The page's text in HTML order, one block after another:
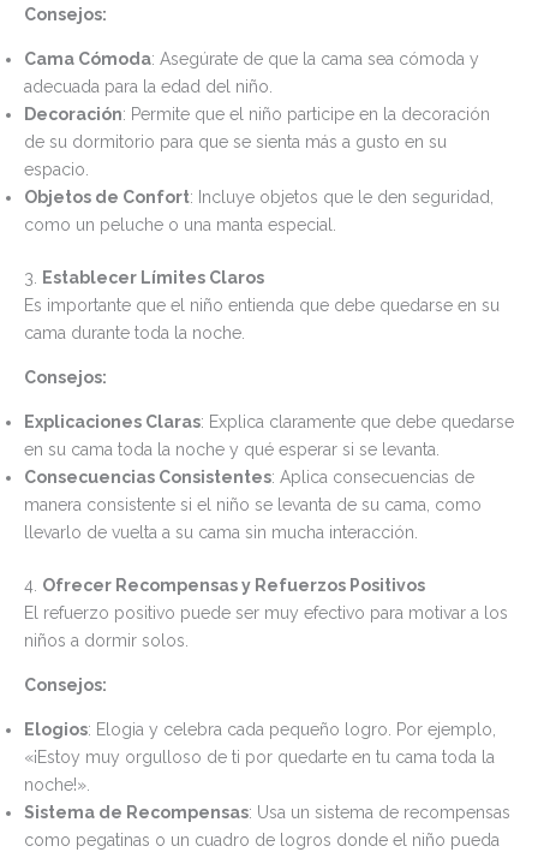
Consejos:
Cama Cómoda: Asegúrate de que la cama sea cómoda y
adecuada para la edad del niño.
Decoración: Permite que el niño participe en la decoración
de su dormitorio para que se sienta más a gusto en su
espacio.
Objetos de Confort: Incluye objetos que le den seguridad,
como un peluche o una manta especial.
3.
Establecer Límites Claros
Es importante que el niño entienda que debe quedarse en su
cama durante toda la noche.
Consejos:
Explicaciones Claras: Explica claramente que debe quedarse
en su cama toda la noche y qué esperar si se levanta.
Consecuencias Consistentes: Aplica consecuencias de
manera consistente si el niño se levanta de su cama, como
llevarlo de vuelta a su cama sin mucha interacción.
4. Ofrecer Recompensas y Refuerzos Positivos
El refuerzo positivo puede ser muy efectivo para motivar a los
niños a dormir solos.
Consejos:
Elogios: Elogia y celebra cada pequeño logro. Por ejemplo,
«¡Estoy muy orgulloso de ti por quedarte en tu cama toda la
noche!».
Sistema de Recompensas: Usa un sistema de recompensas
como pegatinas o un cuadro de logros donde el niño pueda